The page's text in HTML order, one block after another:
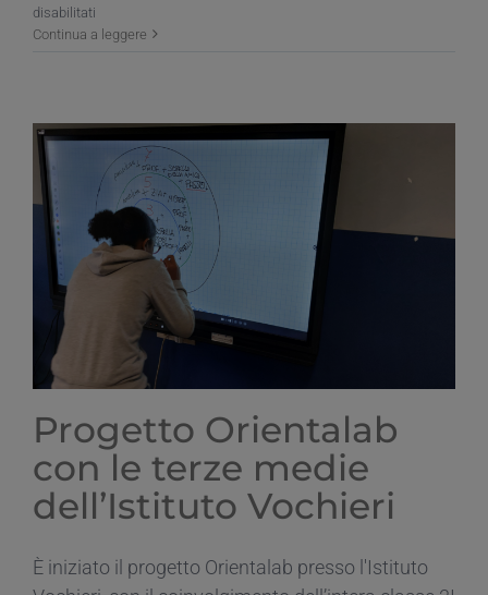
disabilitati
Study
Continua a leggere
Progetto Orientalab
con le terze medie
dell’Istituto Vochieri
È iniziato il progetto Orientalab presso l'Istituto